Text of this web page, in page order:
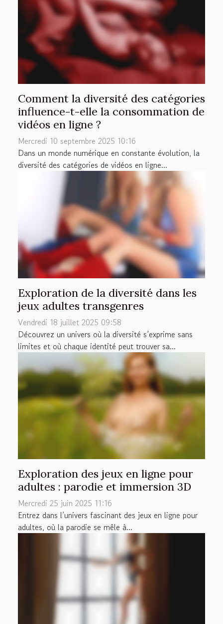
Comment la diversité des catégories
influence-t-elle la consommation de
vidéos en ligne ?
Mercredi 10 septembre 2025 10:16
Dans un monde numérique en constante évolution, la
diversité des catégories de vidéos en ligne...
Exploration de la diversité dans les
jeux adultes transgenres
Vendredi 18 juillet 2025 09:58
Découvrez un univers où la diversité s’exprime sans
limites et où chaque identité peut trouver sa...
Exploration des jeux en ligne pour
adultes : parodie et immersion 3D
Mercredi 25 juin 2025 11:16
Entrez dans l’univers fascinant des jeux en ligne pour
adultes, où la parodie se mêle à...